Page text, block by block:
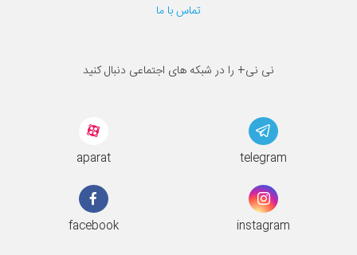
تماس با ما
نی نی+ را در شبکه های اجتماعی دنبال کنید
aparat telegram
facebook instagram